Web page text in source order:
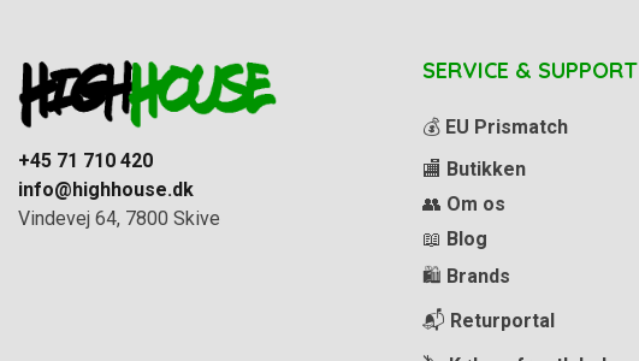
+45 71 710 420
info@highhouse.dk
Vindevej 64, 7800 Skive
SERVICE & SUPPORT
💰 EU Prismatch
🏬 Butikken
👥 Om os
📖 Blog
🛍️ Brands
📬 Returportal